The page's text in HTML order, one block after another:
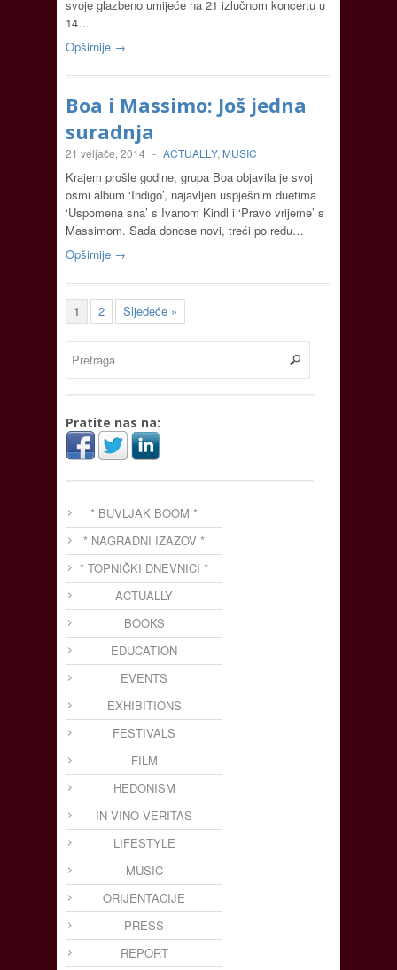
svoje glazbeno umijeće na 21 izlučnom koncertu u
14…
Opširnije →
Boa i Massimo: Još jedna
suradnja
21 veljače, 2014 - ACTUALLY, MUSIC
Krajem prošle godine, grupa Boa objavila je svoj
osmi album ‘Indigo’, najavljen uspješnim duetima
‘Uspomena sna’ s Ivanom Kindl i ‘Pravo vrijeme’ s
Massimom. Sada donose novi, treći po redu…
Opširnije →
1 2 Sljedeće »
Pratite nas na:
* BUVLJAK BOOM *
* NAGRADNI IZAZOV *
* TOPNIČKI DNEVNICI *
ACTUALLY
BOOKS
EDUCATION
EVENTS
EXHIBITIONS
FESTIVALS
FILM
HEDONISM
IN VINO VERITAS
LIFESTYLE
MUSIC
ORIJENTACIJE
PRESS
REPORT